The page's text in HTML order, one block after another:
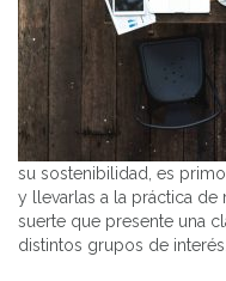
su sostenibilidad, es
y llevarlas a la práctica de
suerte que presente una
distintos grupos de interés.